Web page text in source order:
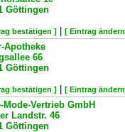
Göttingen
bestätigen ] [ Eintrag
Apotheke
66
Göttingen
bestätigen ] [ Eintrag
Mode-Vertrieb GmbH
Landstr. 46
Göttingen